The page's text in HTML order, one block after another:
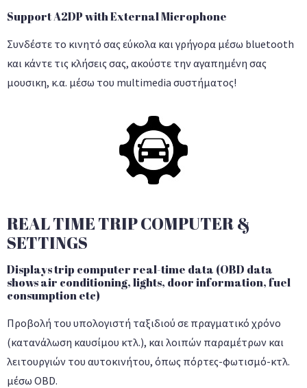
Support A2DP with External Microphone
Συνδέστε το κινητό σας εύκολα και γρήγορα μέσω bluetooth
και κάντε τις κλήσεις σας, ακούστε την αγαπημένη σας
μουσικη, κ.α. μέσω του multimedia συστήματος!
REAL TIME TRIP COMPUTER &
SETTINGS
Displays trip computer real-time data (OBD data
shows air conditioning, lights, door information, fuel
consumption etc)
Προβολή του υπολογιστή ταξιδιού σε πραγματικό χρόνο
(κατανάλωση καυσίμου κτλ.), και λοιπών παραμέτρων και
λειτουργιών του αυτοκινήτου, όπως πόρτες-φωτισμό-κτλ.
μέσω OBD.